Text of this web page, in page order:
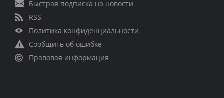
Быстрая подписка на новости
RSS
Политика конфиденциальности
Сообщить об ошибке
Правовая информация